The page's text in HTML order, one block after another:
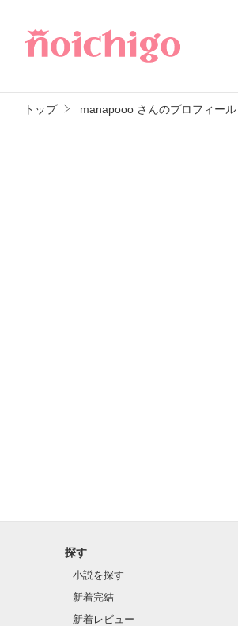
トップ manapooo さんのプロフィール
探す
小説を探す
新着完結
新着レビュー